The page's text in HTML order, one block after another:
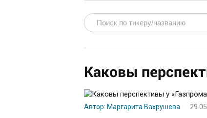
Каковы
Автор: Маргарита Вахрушева